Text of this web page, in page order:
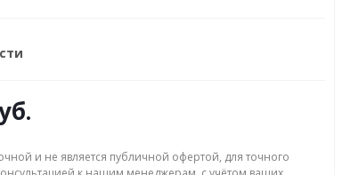
и не является публичной офертой, для точного